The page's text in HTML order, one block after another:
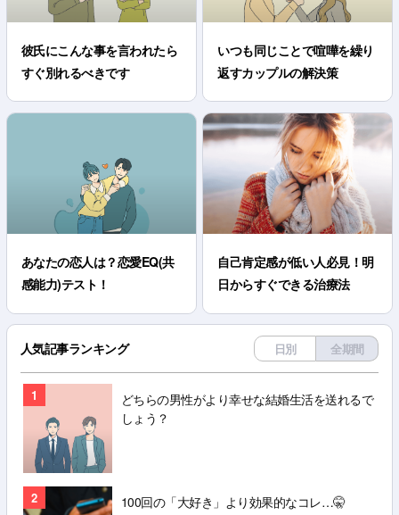
彼氏にこんな事を言われたら
すぐ別れるべきです
いつも同じことで喧嘩を繰り
返すカップルの解決策
あなたの恋人は？恋愛EQ(共
感能力)テスト！
自己肯定感が低い人必見！明
日からすぐできる治療法
人気記事ランキング 日別 全期間
1
どちらの男性がより幸せな結婚生活を送れるで
しょう？
2 100回の「大好き」より効果的なコレ…🤫